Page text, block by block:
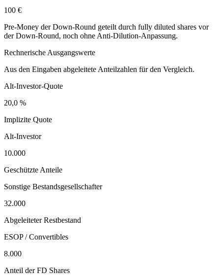
100 €
Pre-Money der Down-Round geteilt durch fully diluted shares vor
der Down-Round, noch ohne Anti-Dilution-Anpassung.
Rechnerische Ausgangswerte
Aus den Eingaben abgeleitete Anteilzahlen für den Vergleich.
Alt-Investor-Quote
20,0 %
Implizite Quote
Alt-Investor
10.000
Geschützte Anteile
Sonstige Bestandsgesellschafter
32.000
Abgeleiteter Restbestand
ESOP / Convertibles
8.000
Anteil der FD Shares